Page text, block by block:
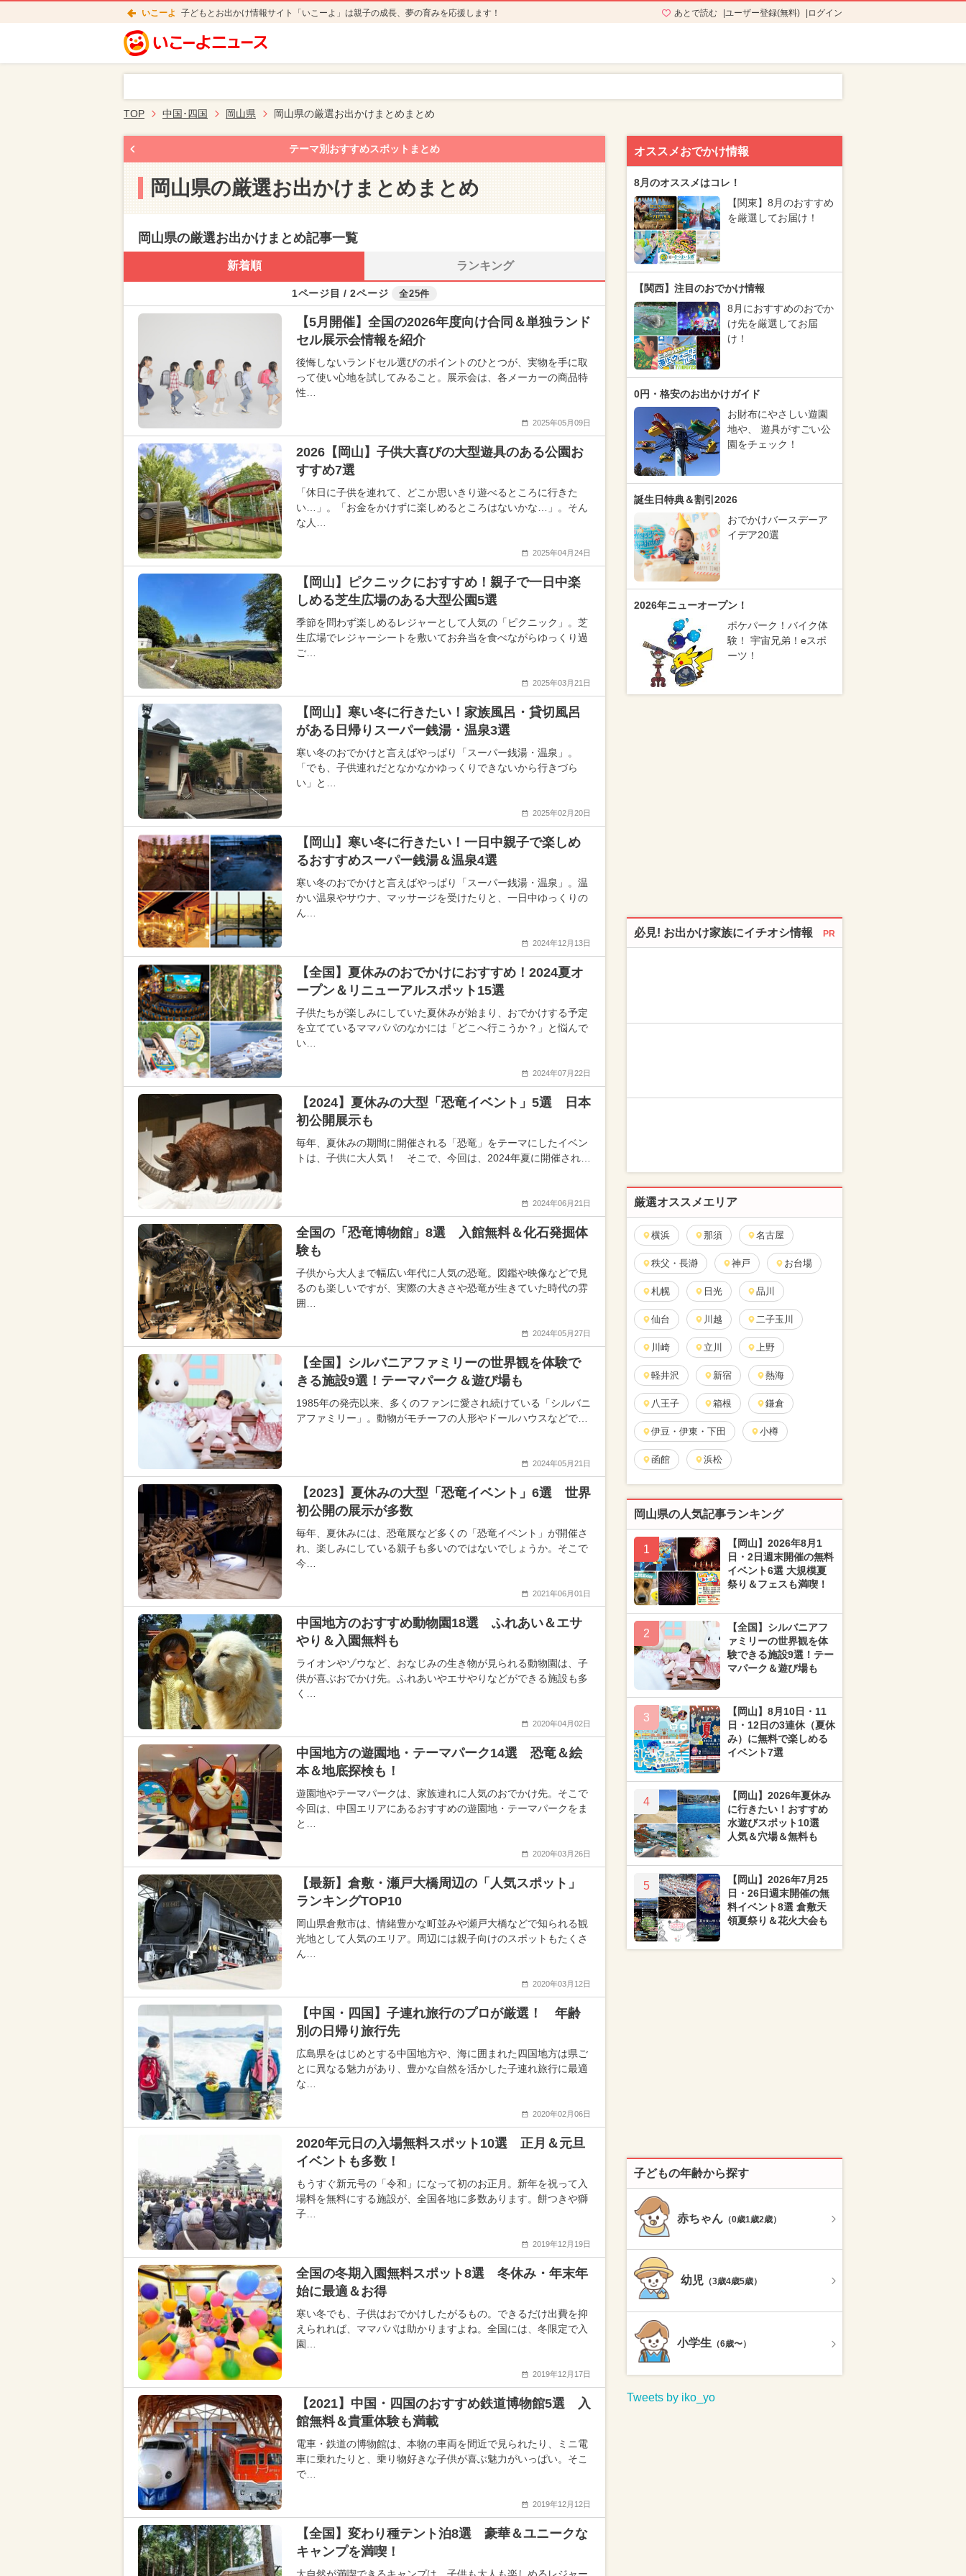
いこーよ 子どもとお出かけ情報サイト「いこーよ」は親子の成長、夢の育みを応援します！ あとで読む ユーザー登録(無料) ログイン
TOP 中国･四国 岡山県 岡山県の厳選お出かけまとめまとめ
テーマ別おすすめスポットまとめ
岡山県の厳選お出かけまとめまとめ
岡山県の厳選お出かけまとめ記事一覧
新着順 ランキング
1ページ目 / 2ページ 全25件
【5月開催】全国の2026年度向け合同＆単独ランド
セル展示会情報を紹介
後悔しないランドセル選びのポイントのひとつが、実物を手に取
って使い心地を試してみること。展示会は、各メーカーの商品特
性…
2025年05月09日
2026【岡山】子供大喜びの大型遊具のある公園お
すすめ7選
「休日に子供を連れて、どこか思いきり遊べるところに行きた
い…」。「お金をかけずに楽しめるところはないかな…」。そん
な人…
2025年04月24日
【岡山】ピクニックにおすすめ！親子で一日中楽
しめる芝生広場のある大型公園5選
季節を問わず楽しめるレジャーとして人気の「ピクニック」。芝
生広場でレジャーシートを敷いてお弁当を食べながらゆっくり過
ご…
2025年03月21日
【岡山】寒い冬に行きたい！家族風呂・貸切風呂
がある日帰りスーパー銭湯・温泉3選
寒い冬のおでかけと言えばやっぱり「スーパー銭湯・温泉」。
「でも、子供連れだとなかなかゆっくりできないから行きづら
い」と…
2025年02月20日
【岡山】寒い冬に行きたい！一日中親子で楽しめ
るおすすめスーパー銭湯＆温泉4選
寒い冬のおでかけと言えばやっぱり「スーパー銭湯・温泉」。温
かい温泉やサウナ、マッサージを受けたりと、一日中ゆっくりの
ん…
2024年12月13日
【全国】夏休みのおでかけにおすすめ！2024夏オ
ープン＆リニューアルスポット15選
子供たちが楽しみにしていた夏休みが始まり、おでかけする予定
を立てているママパパのなかには「どこへ行こうか？」と悩んで
い…
2024年07月22日
【2024】夏休みの大型「恐竜イベント」5選 日本
初公開展示も
毎年、夏休みの期間に開催される「恐竜」をテーマにしたイベン
トは、子供に大人気！ そこで、今回は、2024年夏に開催され…
2024年06月21日
全国の「恐竜博物館」8選 入館無料＆化石発掘体
験も
子供から大人まで幅広い年代に人気の恐竜。図鑑や映像などで見
るのも楽しいですが、実際の大きさや恐竜が生きていた時代の雰
囲…
2024年05月27日
【全国】シルバニアファミリーの世界観を体験で
きる施設9選！テーマパーク＆遊び場も
1985年の発売以来、多くのファンに愛され続けている「シルバニ
アファミリー」。動物がモチーフの人形やドールハウスなどで…
2024年05月21日
【2023】夏休みの大型「恐竜イベント」6選 世界
初公開の展示が多数
毎年、夏休みには、恐竜展など多くの「恐竜イベント」が開催さ
れ、楽しみにしている親子も多いのではないでしょうか。そこで
今…
2021年06月01日
中国地方のおすすめ動物園18選 ふれあい＆エサ
やり＆入園無料も
ライオンやゾウなど、おなじみの生き物が見られる動物園は、子
供が喜ぶおでかけ先。ふれあいやエサやりなどができる施設も多
く…
2020年04月02日
中国地方の遊園地・テーマパーク14選 恐竜＆絵
本＆地底探検も！
遊園地やテーマパークは、家族連れに人気のおでかけ先。そこで
今回は、中国エリアにあるおすすめの遊園地・テーマパークをま
と…
2020年03月26日
【最新】倉敷・瀬戸大橋周辺の「人気スポット」
ランキングTOP10
岡山県倉敷市は、情緒豊かな町並みや瀬戸大橋などで知られる観
光地として人気のエリア。周辺には親子向けのスポットもたくさ
ん…
2020年03月12日
【中国・四国】子連れ旅行のプロが厳選！ 年齢
別の日帰り旅行先
広島県をはじめとする中国地方や、海に囲まれた四国地方は県ご
とに異なる魅力があり、豊かな自然を活かした子連れ旅行に最適
な…
2020年02月06日
2020年元日の入場無料スポット10選 正月＆元旦
イベントも多数！
もうすぐ新元号の「令和」になって初のお正月。新年を祝って入
場料を無料にする施設が、全国各地に多数あります。餅つきや獅
子…
2019年12月19日
全国の冬期入園無料スポット8選 冬休み・年末年
始に最適＆お得
寒い冬でも、子供はおでかけしたがるもの。できるだけ出費を抑
えられれば、ママパパは助かりますよね。全国には、冬限定で入
園…
2019年12月17日
【2021】中国・四国のおすすめ鉄道博物館5選 入
館無料＆貴重体験も満載
電車・鉄道の博物館は、本物の車両を間近で見られたり、ミニ電
車に乗れたりと、乗り物好きな子供が喜ぶ魅力がいっぱい。そこ
で…
2019年12月12日
【全国】変わり種テント泊8選 豪華＆ユニークな
キャンプを満喫！
オススメおでかけ情報
8月のオススメはコレ！
【関東】8月のおすすめ
を厳選してお届け！
【関西】注目のおでかけ情報
8月におすすめのおでか
け先を厳選してお届
け！
0円・格安のお出かけガイド
お財布にやさしい遊園
地や、 遊具がすごい公
園をチェック！
誕生日特典＆割引2026
おでかけバースデーア
イデア20選
2026年ニューオープン！
ポケパーク！バイク体
験！ 宇宙兄弟！eスポ
ーツ！
必見! お出かけ家族にイチオシ情報 PR
厳選オススメエリア
横浜 那須 名古屋
秩父・長瀞 神戸 お台場
札幌 日光 品川
仙台 川越 二子玉川
川崎 立川 上野
軽井沢 新宿 熱海
八王子 箱根 鎌倉
伊豆・伊東・下田 小樽
函館 浜松
岡山県の人気記事ランキング
1
【岡山】2026年8月1
日・2日週末開催の無料
イベント6選 大規模夏
祭り＆フェスも満喫！
2
【全国】シルバニアフ
ァミリーの世界観を体
験できる施設9選！テー
マパーク＆遊び場も
3
【岡山】8月10日・11
日・12日の3連休（夏休
み）に無料で楽しめる
イベント7選
4
【岡山】2026年夏休み
に行きたい！おすすめ
水遊びスポット10選
人気＆穴場＆無料も
5
【岡山】2026年7月25
日・26日週末開催の無
料イベント8選 倉敷天
領夏祭り＆花火大会も
子どもの年齢から探す
赤ちゃん （0歳1歳2歳）
幼児 （3歳4歳5歳）
小学生 （6歳〜）
Tweets by iko_yo